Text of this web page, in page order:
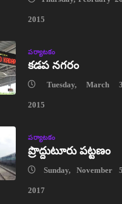
2015
పర్యాటకం
కడప నగరం
Tuesday, March
2015
పర్యాటకం
ప్రొద్దుటూరు పట్టణం
Sunday, November
2017